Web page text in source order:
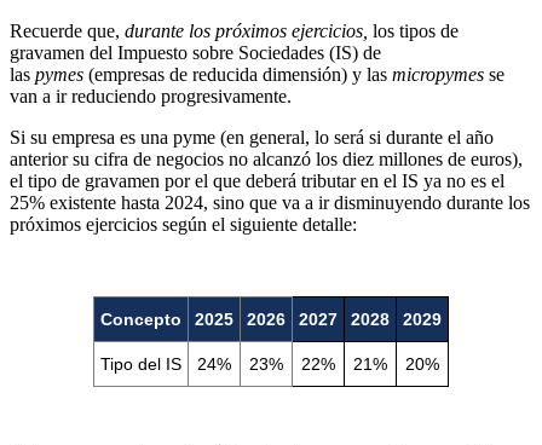
Recuerde que, durante los próximos ejercicios, los tipos de
gravamen del Impuesto sobre Sociedades (IS) de
las pymes (empresas de reducida dimensión) y las micropymes se
van a ir reduciendo progresivamente.
Si su empresa es una pyme (en general, lo será si durante el año
anterior su cifra de negocios no alcanzó los diez millones de euros),
el tipo de gravamen por el que deberá tributar en el IS ya no es el
25% existente hasta 2024, sino que va a ir disminuyendo durante los
próximos ejercicios según el siguiente detalle:
Concepto 2025 2026 2027 2028 2029
Tipo del IS 24% 23% 22% 21% 20%